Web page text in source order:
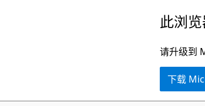
容
此浏览
请升级到
下载